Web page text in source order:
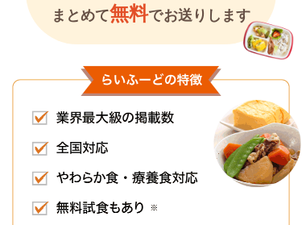
まとめて無料でお送りします